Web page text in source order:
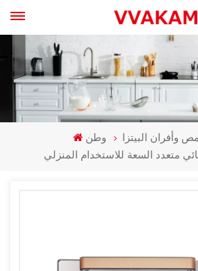
وطن
وأفران البيتزا
متعدد السعة للاستخدام المنزلي